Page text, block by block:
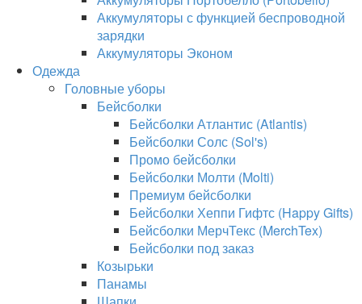
Аккумуляторы с функцией беспроводной
зарядки
Аккумуляторы Эконом
Одежда
Головные уборы
Бейсболки
Бейсболки Атлантис (Atlantis)
Бейсболки Солс (Sol's)
Промо бейсболки
Бейсболки Молти (Molti)
Премиум бейсболки
Бейсболки Хеппи Гифтс (Happy Gifts)
Бейсболки МерчТекс (MerchTex)
Бейсболки под заказ
Козырьки
Панамы